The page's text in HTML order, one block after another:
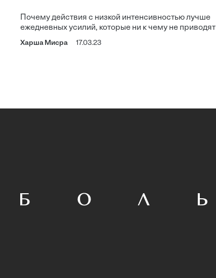
Почему действия с низкой интенсивностью лучше
ежедневных усилий, которые ни к чему не приводят
Харша Мисра 17.03.23